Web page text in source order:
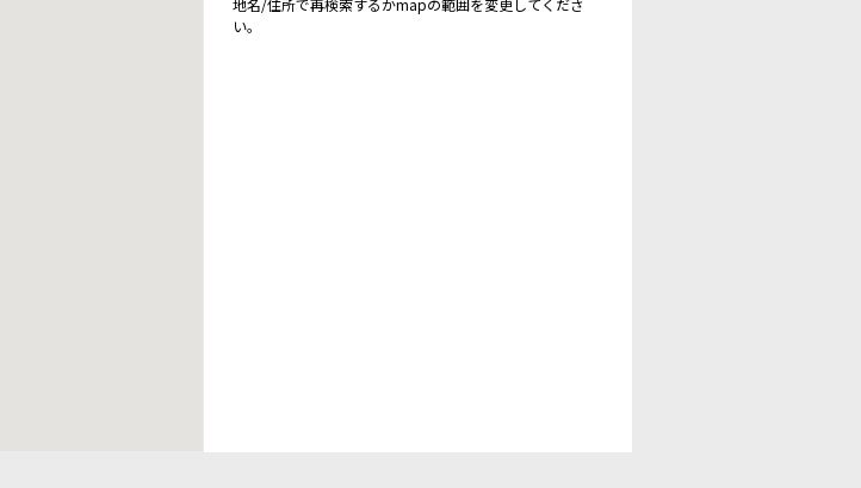
地名/住所で再検索するかmapの範囲を変更してくださ
い。